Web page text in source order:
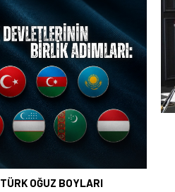
ERDEM; ENTÜBE EDİLDİ…
ELAZIĞ’DA TEFECİLİK
YRP’DEN,
TÜRK OĞUZ BOYLARI